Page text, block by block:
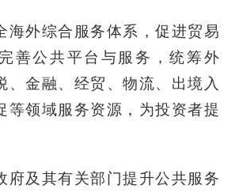
海外综合服务体系，促进贸易
善公共平台与服务，统筹外
、金融、经贸、物流、出境入
等领域服务资源，为投资者提
府及其有关部门提升公共服务